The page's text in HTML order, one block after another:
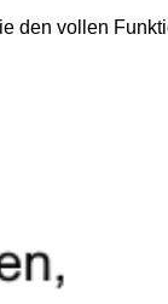
den vollen